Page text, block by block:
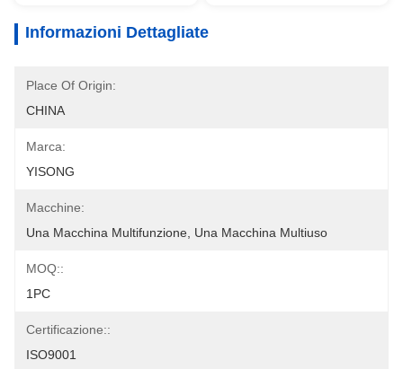
Informazioni Dettagliate
Place Of Origin:
CHINA
Marca:
YISONG
Macchine:
Una Macchina Multifunzione, Una Macchina Multiuso
MOQ::
1PC
Certificazione::
ISO9001